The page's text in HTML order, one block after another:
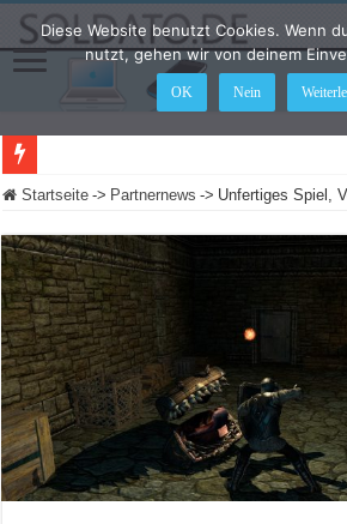
Startseite -> Partnernews -> Unfertiges Spiel,
Diese Website benutzt Cookies. Wenn
nutzt, gehen wir von deinem
OK Nein